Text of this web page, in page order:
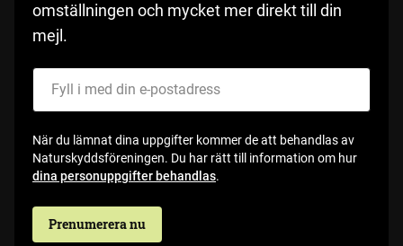
omställningen och mycket mer direkt till din
mejl.
När du lämnat dina uppgifter kommer de att behandlas av
Naturskyddsföreningen. Du har rätt till information om hur
dina personuppgifter behandlas.
Prenumerera nu